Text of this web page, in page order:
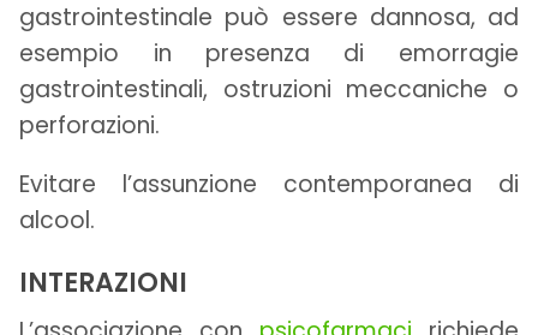
gastrointestinale può essere dannosa, ad
esempio in presenza di emorragie
gastrointestinali, ostruzioni meccaniche o
perforazioni.
Evitare l’assunzione contemporanea di
alcool.
INTERAZIONI